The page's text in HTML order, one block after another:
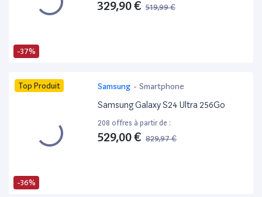
-37%
329,90 € 519,99 €
-36%
Top Produit Samsung - Smartphone
Samsung Galaxy S24 Ultra 256Go
208 offres à partir de :
529,00 € 829,97 €